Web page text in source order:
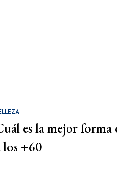
es la mejor
los +60